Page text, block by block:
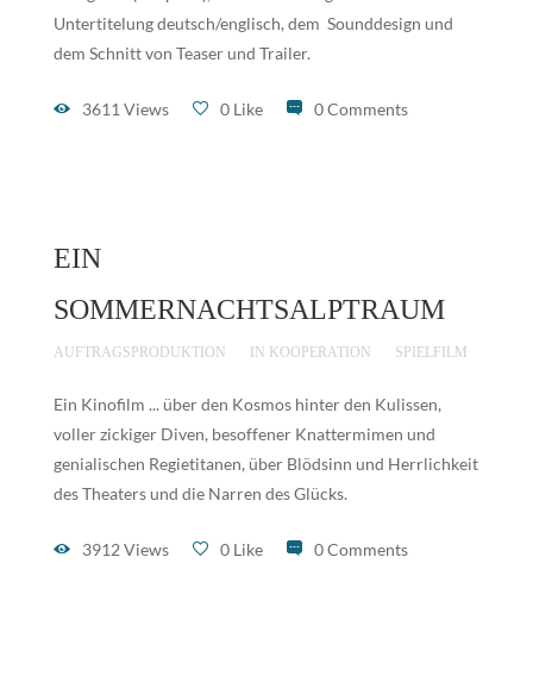
Untertitelung deutsch/englisch, dem Sounddesign und
dem Schnitt von Teaser und Trailer.
3611 Views 0 Like 0 Comments
EIN
SOMMERNACHTSALPTRAUM
AUFTRAGSPRODUKTION IN KOOPERATION SPIELFILM
Ein Kinofilm ... über den Kosmos hinter den Kulissen,
voller zickiger Diven, besoffener Knattermimen und
genialischen Regietitanen, über Blödsinn und Herrlichkeit
des Theaters und die Narren des Glücks.
3912 Views 0 Like 0 Comments